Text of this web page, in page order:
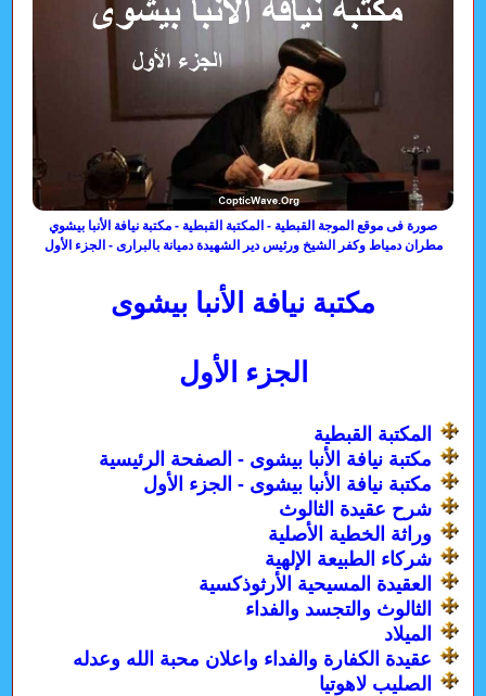
صورة فى موقع الموجة القبطية - المكتبة القبطية - مكتبة نيافة الأنبا بيشوي
مطران دمياط وكفر الشيخ ورئيس دير الشهيدة دميانة بالبرارى - الجزء الأول
مكتبة نيافة الأنبا بيشوى
الجزء الأول
المكتبة القبطية
مكتبة نيافة الأنبا بيشوى - الصفحة الرئيسية
مكتبة نيافة الأنبا بيشوى - الجزء الأول
شرح عقيدة الثالوث
وراثة الخطية الأصلية
شركاء الطبيعة الإلهية
العقيدة المسيحية الأرثوذكسية
الثالوث والتجسد والفداء
الميلاد
عقيدة الكفارة والفداء واعلان محبة الله وعدله
الصليب لاهوتيا